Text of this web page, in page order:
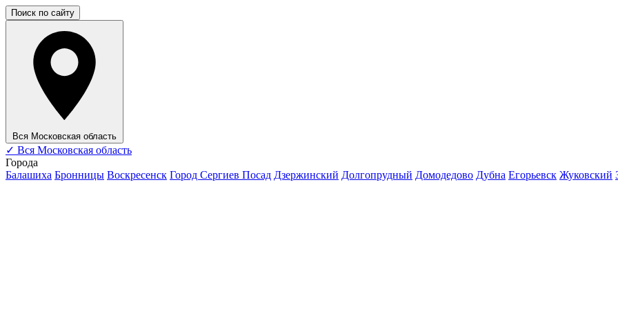
Поиск по сайту
Вся Московская область
✓ Вся Московская область
Города
Балашиха Бронницы Воскресенск Город Сергиев Посад Дзержинский Долгопрудный Домодедово Дубна Егорьевск Жуковский